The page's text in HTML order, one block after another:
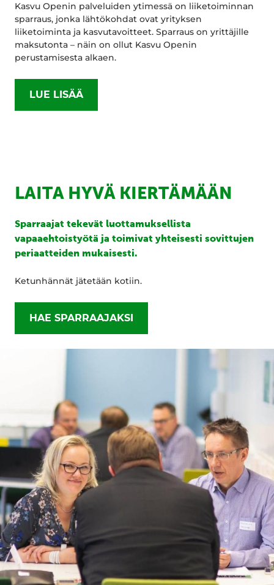
Kasvu Openin palveluiden ytimessä on liiketoiminnan
sparraus, jonka lähtökohdat ovat yrityksen
liiketoiminta ja kasvutavoitteet. Sparraus on yrittäjille
maksutonta – näin on ollut Kasvu Openin
perustamisesta alkaen.
LUE LISÄÄ
LAITA HYVÄ KIERTÄMÄÄN
Sparraajat tekevät luottamuksellista
vapaaehtoistyötä ja toimivat yhteisesti sovittujen
periaatteiden mukaisesti.
Ketunhännät jätetään kotiin.
HAE SPARRAAJAKSI